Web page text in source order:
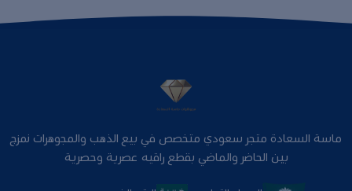
ماسة السعادة متجر سعودي متخصص في بيع الذهب والمجوهرات نمزج
بين الحاضر والماضي بقطع راقيه عصرية وحصرية